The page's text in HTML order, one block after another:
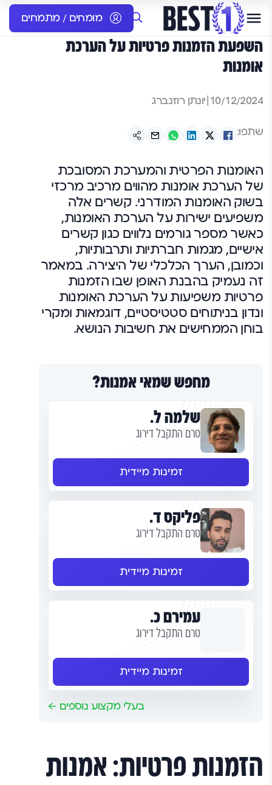
מומחים / מתמחים
השפעת הזמנות פרטיות על הערכת
אומנות
10/12/2024 יונתן רוזנברג
שתפו:
האומנות הפרטית והמערכת המסובכת
של הערכת אומנות מהווים מרכיב מרכזי
בשוק האומנות המודרני. קשרים אלה
משפיעים ישירות על הערכת האומנות,
כאשר מספר גורמים נלווים כגון קשרים
אישיים, מגמות חברתיות ותרבותיות,
וכמובן, הערך הכלכלי של היצירה. במאמר
זה נעמיק בהבנת האופן שבו הזמנות
פרטיות משפיעות על הערכת האומנות
ונדון בניתוחים סטטיסטיים, דוגמאות ומקרי
בוחן הממחישים את חשיבות הנושא.
מחפש שמאי אמנות?
שלמה ל.
טרם התקבל דירוג
זמינות מיידית
פליקס ד.
טרם התקבל דירוג
זמינות מיידית
עמירם כ.
טרם התקבל דירוג
זמינות מיידית
בעלי מקצוע נוספים
הזמנות פרטיות: אמנות